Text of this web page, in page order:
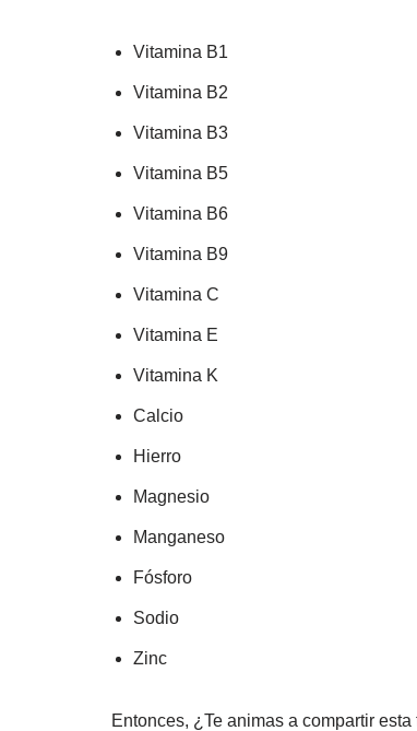
Vitamina B1
Vitamina B2
Vitamina B3
Vitamina B5
Vitamina B6
Vitamina B9
Vitamina C
Vitamina E
Vitamina K
Calcio
Hierro
Magnesio
Manganeso
Fósforo
Sodio
Zinc
Entonces, ¿Te animas a compartir